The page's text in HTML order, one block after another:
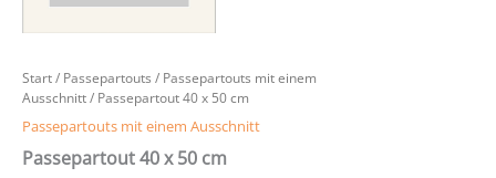
Start/ Passepartouts / Passepartouts mit einem
Ausschnitt/ Passepartout 40 x 50 cm
Passepartouts mit einem Ausschnitt
Passepartout 40 x 50 cm